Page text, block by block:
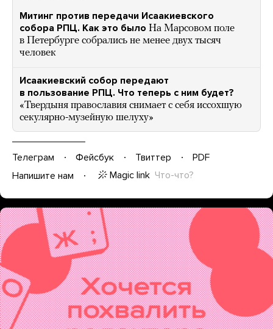
Митинг против передачи Исаакиевского
собора РПЦ. Как это было На Марсовом поле
в Петербурге собрались не менее двух тысяч
человек
Исаакиевский собор передают
в пользование РПЦ. Что теперь с ним будет?
«Твердыня православия снимает с себя иссохшую
секулярно-музейную шелуху»
Телеграм Фейсбук Твиттер
PDF
Напишите нам
Magic link Что-что?